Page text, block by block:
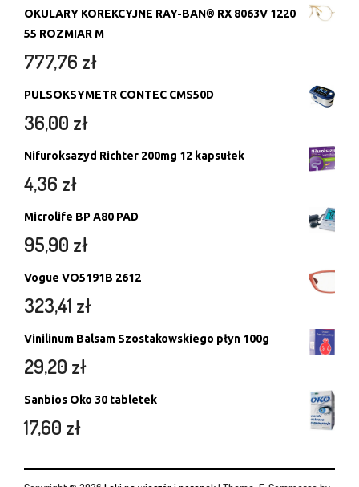
OKULARY KOREKCYJNE RAY-BAN® RX 8063V 1220
55 ROZMIAR M
777,76 zł
PULSOKSYMETR CONTEC CMS50D
36,00 zł
Nifuroksazyd Richter 200mg 12 kapsułek
4,36 zł
Microlife BP A80 PAD
95,90 zł
Vogue VO5191B 2612
323,41 zł
Vinilinum Balsam Szostakowskiego płyn 100g
29,20 zł
Sanbios Oko 30 tabletek
17,60 zł